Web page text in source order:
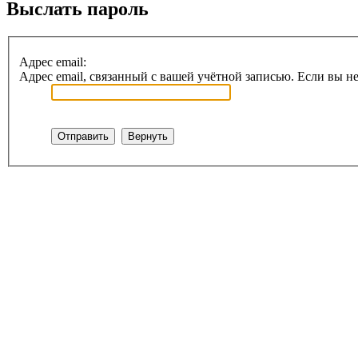
Выслать пароль
Адрес email:
Адрес email, связанный с вашей учётной записью. Если вы